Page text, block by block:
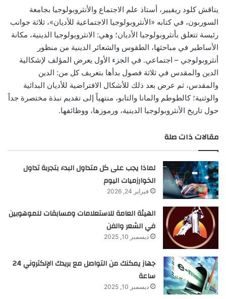
يناقش كلود ريفيير، أستاذ علم الاجتماع والأنثروبولوجيا بجامعة
السوربون، في كتابه «الأنثروبولوجيا الاجتماعية للأديان»، ثلاثة جوانب
رئيسة تتعلق بأنثروبولوجيا الأديان؛ وهي: الانثروبولوجيا الدينية، مكانة
الأساطير في مباحثها، الطقوس والشعائر الدينية من منظور
أنثروبولوجي – اجتماعي. في الجزء الأول يعرض المؤلف لإشكالية
الدين والمقدس في ثلاثة فصول بدأها بتعريف كل من: الدين
والمقدس، ثم عرض بعد ذلك للأشكال الافتراضية للأديان البدائية
والوثنية؛ كالطوطم والمانا والتابو، منتهياً إلى تقديم نبذة مختصرة جداً
حول تاريخ الأنثروبولوجيا الدينية، ورموزها، ووظائفها.
مقالات ذات صلة
لماذا يجب على كل متداول البدء بتجربة تداول
الخوارزميات اليوم
فبراير 24, 2026
الهيئة العامة للاستعلامات ومسابقات للموهوبين
في الشعر والفن
ديسمبر 10, 2025
جهاز يمكنك من التواصل مع بريدك الإلكتروني 24
ساعة
ديسمبر 10, 2025